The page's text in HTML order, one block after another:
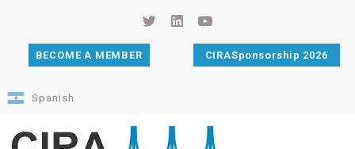
BECOME A MEMBER CIRASponsorship 2026
Spanish